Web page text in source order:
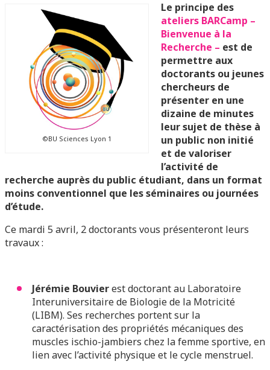
©BU Sciences Lyon 1
Le principe des
ateliers BARCamp –
Bienvenue à la
Recherche – est de
permettre aux
doctorants ou jeunes
chercheurs de
présenter en une
dizaine de minutes
leur sujet de thèse à
un public non initié
et de valoriser
l’activité de
recherche auprès du public étudiant, dans un format
moins conventionnel que les séminaires ou journées
d’étude.
Ce mardi 5 avril, 2 doctorants vous présenteront leurs
travaux :
Jérémie Bouvierest doctorant au Laboratoire
Interuniversitaire de Biologie de la Motricité
(LIBM). Ses recherches portent sur la
caractérisation des propriétés mécaniques des
muscles ischio-jambiers chez la femme sportive, en
lien avec l’activité physique et le cycle menstruel.